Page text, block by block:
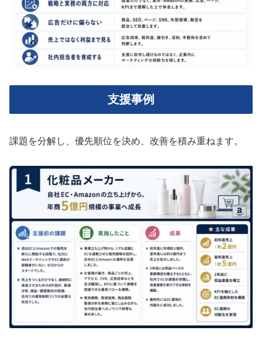
支援事例
課題を分解し、優先順位を決め、改善を積み重ねます。